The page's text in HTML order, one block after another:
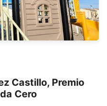
Castillo, Premio
Cero